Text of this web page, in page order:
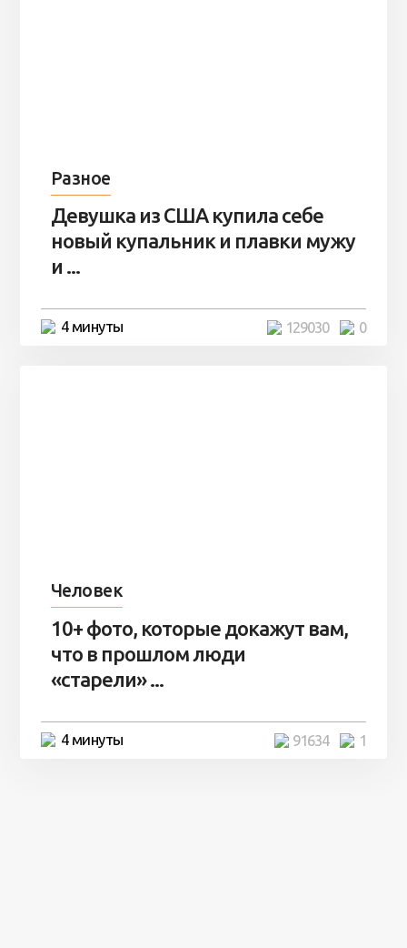
Разное
Девушка из США купила себе
новый купальник и плавки мужу
и ...
4 минуты 0
129030
Человек
10+ фото, которые докажут вам,
что в прошлом люди
«старели» ...
4 минуты 1
91634